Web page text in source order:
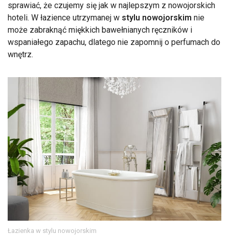
sprawiać, że czujemy się jak w najlepszym z nowojorskich
hoteli. W łazience utrzymanej w stylu nowojorskim nie
może zabraknąć miękkich bawełnianych ręczników i
wspaniałego zapachu, dlatego nie zapomnij o perfumach do
wnętrz.
Łazienka w stylu nowojorskim